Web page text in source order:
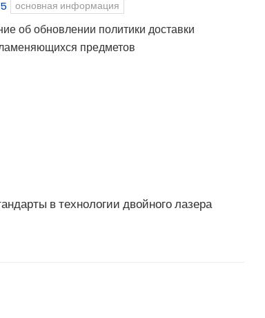
основная информация
об обновлении политики доставки
предметов
в технологии двойного лазера